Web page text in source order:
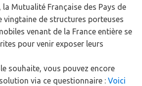
la Mutualité Française des Pays de
vingtaine de structures porteuses
venant de la France entière se
pour venir exposer leurs
souhaite, vous pouvez encore
via ce questionnaire : Voici